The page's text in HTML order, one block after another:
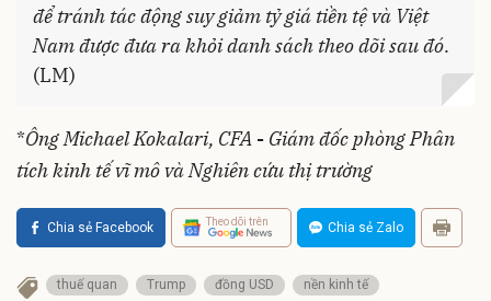
để tránh tác động suy giảm tỷ giá tiền tệ và Việt
Nam được đưa ra khỏi danh sách theo dõi sau đó.
(LM)
*Ông Michael Kokalari, CFA - Giám đốc phòng Phân
tích kinh tế vĩ mô và Nghiên cứu thị trường
Chia sẻ Facebook Theo dõi trên Chia sẻ Zalo
thuế quan Trump đồng USD
nền kinh tế